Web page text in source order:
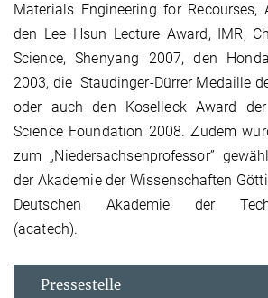
Materials Engineering for Recourses,
den Lee Hsun Lecture Award, IMR,
Science, Shenyang 2007, den
2003, die Staudinger-Dürrer Medaille
oder auch den Koselleck Award
Science Foundation 2008. Zudem
zum „Niedersachsenprofessor”
der Akademie der Wissenschaften
Deutschen Akademie der
(acatech).
Pressestelle